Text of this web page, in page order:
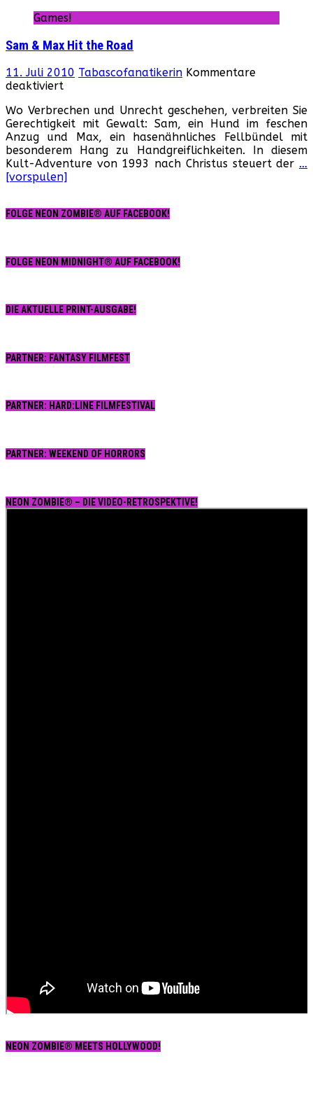
Games!
Sam & Max Hit the Road
11. Juli 2010 Tabascofanatikerin Kommentare
deaktiviertfür
&
Max
Hit
the
Road
Wo Verbrechen und Unrecht geschehen, verbreiten Sie
Gerechtigkeit mit Gewalt: Sam, ein Hund im feschen
Anzug und Max, ein hasenähnliches Fellbündel mit
besonderem Hang zu Handgreiflichkeiten. In diesem
Kult-Adventure von 1993 nach Christus steuert der …
[vorspulen]
FOLGE NEON ZOMBIE® AUF FACEBOOK!
FOLGE NEON MIDNIGHT® AUF FACEBOOK!
DIE AKTUELLE PRINT-AUSGABE!
PARTNER: FANTASY FILMFEST
PARTNER: HARD:LINE FILMFESTIVAL
PARTNER: WEEKEND OF HORRORS
NEON ZOMBIE® – DIE VIDEO-RETROSPEKTIVE!
NEON ZOMBIE® MEETS HOLLYWOOD!